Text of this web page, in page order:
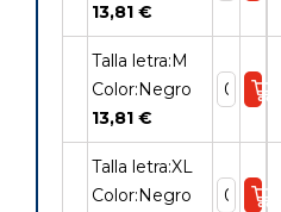
13,81 €
Talla letra:M
Color:Negro
13,81 €
Talla letra:XL
Color:Negro